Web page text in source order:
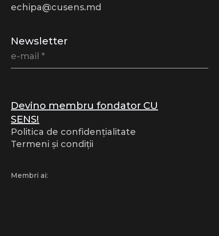
echipa@cusens.md
Newsletter
Devino membru fondator CU
SENS!
Politica de confidențialitate
Termeni și condiții
Membri ai: